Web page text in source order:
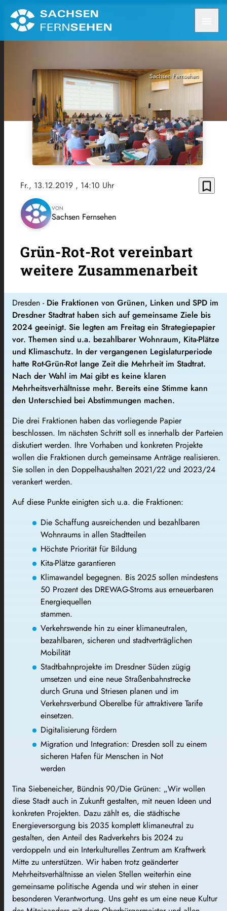
Sachsen Fernsehen
Fr., 13.12.2019 , 14:10 Uhr bookmark_border
VON
Sachsen Fernsehen
Grün-Rot-Rot vereinbart
weitere Zusammenarbeit
Dresden - Die Fraktionen von Grünen, Linken und SPD im
Dresdner Stadtrat haben sich auf gemeinsame Ziele bis
2024 geeinigt. Sie legten am Freitag ein Strategiepapier
vor. Themen sind u.a. bezahlbarer Wohnraum, Kita-Plätze
und Klimaschutz. In der vergangenen Legislaturperiode
hatte Rot-Grün-Rot lange Zeit die Mehrheit im Stadtrat.
Nach der Wahl im Mai gibt es keine klaren
Mehrheitsverhältnisse mehr. Bereits eine Stimme kann
den Unterschied bei Abstimmungen machen.
Die drei Fraktionen haben das vorliegende Papier
beschlossen. Im nächsten Schritt soll es innerhalb der Parteien
diskutiert werden. Ihre Vorhaben und konkreten Projekte
wollen die Fraktionen durch gemeinsame Anträge realisieren.
Sie sollen in den Doppelhaushalten 2021/22 und 2023/24
verankert werden.
Auf diese Punkte einigten sich u.a. die Fraktionen:
Die Schaffung ausreichenden und bezahlbaren
Wohnraums in allen Stadtteilen
Höchste Priorität für Bildung
Kita-Plätze garantieren
Klimawandel begegnen. Bis 2025 sollen mindestens
50 Prozent des DREWAG-Stroms aus erneuerbaren
Energiequellen
stammen.
Verkehrswende hin zu einer klimaneutralen,
bezahlbaren, sicheren und stadtverträglichen
Mobilität
Stadtbahnprojekte im Dresdner Süden zügig
umsetzen und eine neue Straßenbahnstrecke
durch Gruna und Striesen planen und im
Verkehrsverbund Oberelbe für attraktivere Tarife
einsetzen.
Digitalisierung fördern
Migration und Integration: Dresden soll zu einem
sicheren Hafen für Menschen in Not
werden
Tina Siebeneicher, Bündnis 90/Die Grünen: „Wir wollen
diese Stadt auch in Zukunft gestalten, mit neuen Ideen und
konkreten Projekten. Dazu zählt es, die städtische
Energieversorgung bis 2035 komplett klimaneutral zu
gestalten, den Anteil des Radverkehrs bis 2024 zu
verdoppeln und ein Interkulturelles Zentrum am Kraftwerk
Mitte zu unterstützen. Wir haben trotz geänderter
Mehrheitsverhältnisse an vielen Stellen weiterhin eine
gemeinsame politische Agenda und wir stehen in einer
besonderen Verantwortung. Uns geht es um eine neue Kultur